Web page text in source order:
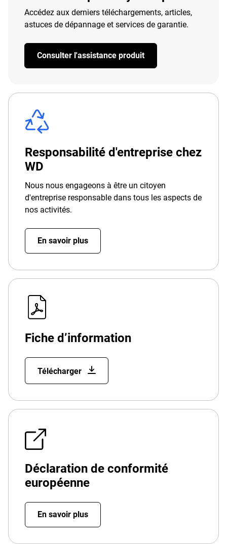
Accédez aux derniers téléchargements, articles,
astuces de dépannage et services de garantie.
Consulter l'assistance produit
Responsabilité d'entreprise chez
WD
Nous nous engageons à être un citoyen
d'entreprise responsable dans tous les aspects de
nos activités.
En savoir plus
Fiche d’information
Télécharger
Déclaration de conformité
européenne
En savoir plus